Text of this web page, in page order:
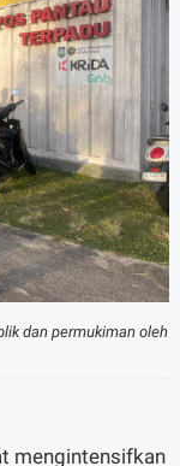
dan permukiman oleh
mengintensifkan